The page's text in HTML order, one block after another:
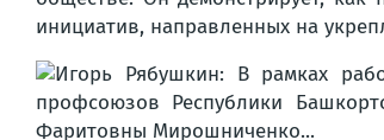
инициатив, направленных на